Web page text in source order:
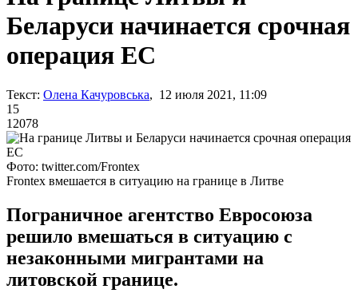
Беларуси начинается срочная
операция ЕС
Текст: Олена Качуровська, 12 июля 2021, 11:09
15
12078
Фото: twitter.com/Frontex
Frontex вмешается в ситуацию на границе в Литве
Пограничное агентство Евросоюза
решило вмешаться в ситуацию с
незаконными мигрантами на
литовской границе.